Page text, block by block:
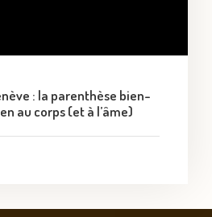
: la parenthèse bien-
au corps (et à l’âme)